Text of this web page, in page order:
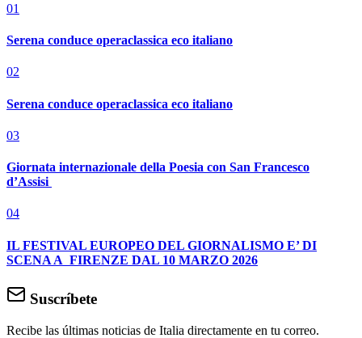
01
Serena conduce operaclassica eco italiano
02
Serena conduce operaclassica eco italiano
03
Giornata internazionale della Poesia con San Francesco
d’Assisi
04
IL FESTIVAL EUROPEO DEL GIORNALISMO E’ DI
SCENA A FIRENZE DAL 10 MARZO 2026
Suscríbete
Recibe las últimas noticias de Italia directamente en tu correo.